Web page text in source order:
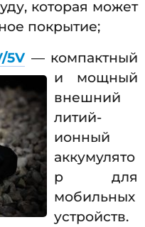
которая может
покрытие;
5V — компактный
и мощный
внешний
литий-
ионный
аккумулято
р для
мобильных
устройств.